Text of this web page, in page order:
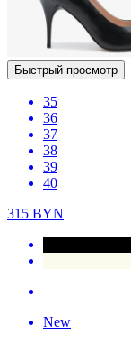
Быстрый просмотр
35
36
37
38
39
40
315 BYN
New